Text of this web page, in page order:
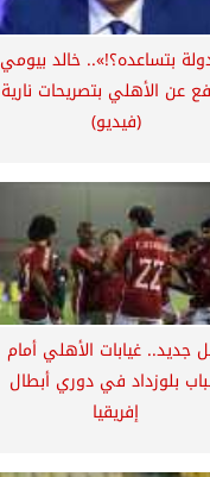
بتساعده؟!».. خالد بيومي
عن الأهلي بتصريحات نارية
(فيديو)
جديد.. غيابات الأهلي أمام
بلوزداد في دوري أبطال
إفريقيا